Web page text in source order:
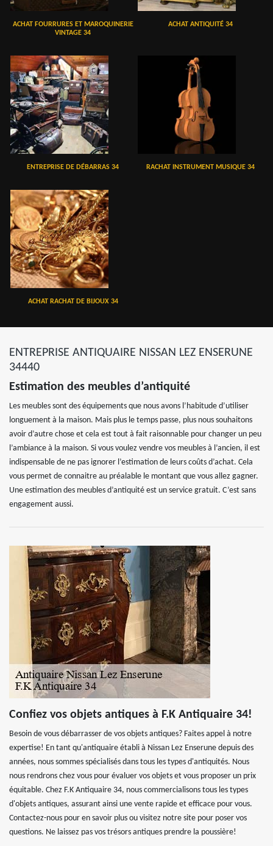
ACHAT FOURRURES ET MAROQUINERIE
VINTAGE 34
ACHAT ANTIQUITÉ 34
ENTREPRISE DE DÉBARRAS 34 RACHAT INSTRUMENT MUSIQUE 34
ACHAT RACHAT DE BIJOUX 34
ENTREPRISE ANTIQUAIRE NISSAN LEZ ENSERUNE
34440
Estimation des meubles d’antiquité
Les meubles sont des équipements que nous avons l’habitude d’utiliser
longuement à la maison. Mais plus le temps passe, plus nous souhaitons
avoir d’autre chose et cela est tout à fait raisonnable pour changer un peu
l’ambiance à la maison. Si vous voulez vendre vos meubles à l’ancien, il est
indispensable de ne pas ignorer l’estimation de leurs coûts d’achat. Cela
vous permet de connaitre au préalable le montant que vous allez gagner.
Une estimation des meubles d’antiquité est un service gratuit. C’est sans
engagement aussi.
Confiez vos objets antiques à F.K Antiquaire 34!
Besoin de vous débarrasser de vos objets antiques? Faites appel à notre
expertise! En tant qu'antiquaire établi à Nissan Lez Enserune depuis des
années, nous sommes spécialisés dans tous les types d'antiquités. Nous
nous rendrons chez vous pour évaluer vos objets et vous proposer un prix
équitable. Chez F.K Antiquaire 34, nous commercialisons tous les types
d'objets antiques, assurant ainsi une vente rapide et efficace pour vous.
Contactez-nous pour en savoir plus ou visitez notre site pour poser vos
questions. Ne laissez pas vos trésors antiques prendre la poussière!